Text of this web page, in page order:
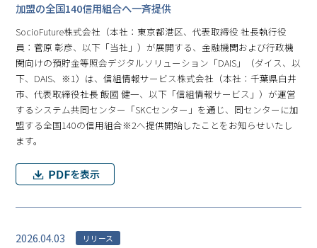
加盟の全国140信用組合へ一斉提供
SocioFuture株式会社（本社：東京都港区、代表取締役 社長執行役
員：菅原 彰彦、以下「当社」）が展開する、金融機関および行政機
関向けの預貯金等照会デジタルソリューション「DAIS」（ダイス、以
下、DAIS、※1）は、信組情報サービス株式会社（本社：千葉県白井
市、代表取締役社長 飯國 健一、以下「信組情報サービス」）が運営
するシステム共同センター「SKCセンター」を通じ、同センターに加
盟する全国140の信用組合※2へ提供開始したことをお知らせいたし
ます。
2026.04.03 リリース